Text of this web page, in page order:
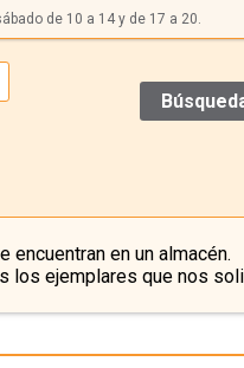
de 10 a 14 y de 17 a 20.
en un almacén.
los ejemplares que nos